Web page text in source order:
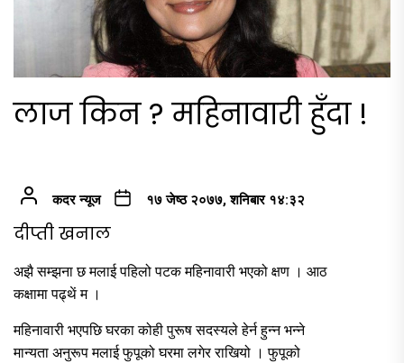
लाज किन ? महिनावारी हुँदा !
कदर न्यूज १७ जेष्ठ २०७७, शनिबार १४:३२
दीप्ती खनाल
अझै सम्झना छ मलाई पहिलो पटक महिनावारी भएको क्षण । आठ
कक्षामा पढ्थें म ।
महिनावारी भएपछि घरका कोही पुरूष सदस्यले हेर्न हुन्न भन्ने
मान्यता अनुरूप मलाई फुपूको घरमा लगेर राखियो । फुपूको